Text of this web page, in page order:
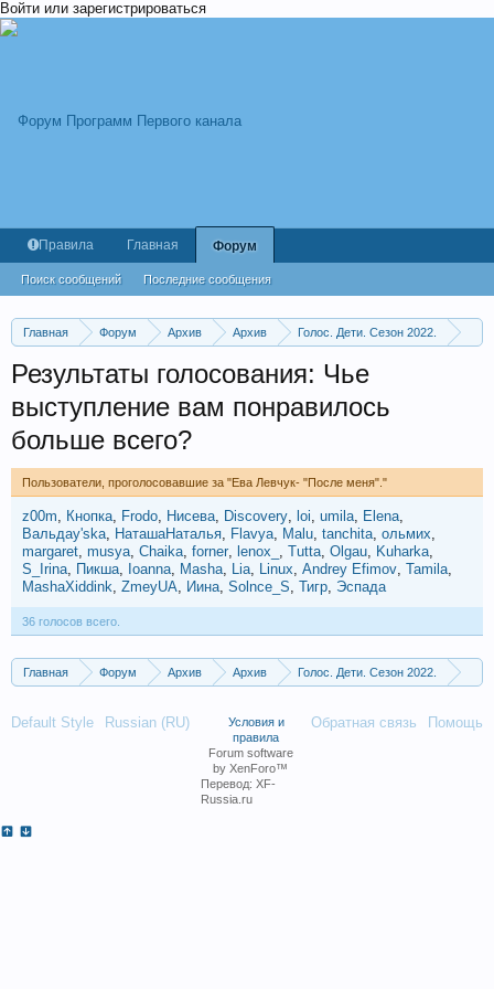
Войти или зарегистрироваться
Главная Форум Архив Архив
Голос. Дети. Сезон 2022.
Результаты голосования: Чье
выступление вам понравилось
больше всего?
Пользователи, проголосовавшие за "Ева Левчук- "После меня"."
z00m Кнопка Frodo Нисева Discovery loi umila
Elena
Вальдау'ska
НаташаНаталья Flavya Malu tanchita ольмих
margaret musya Chaika forner lenox_ Tutta Olgau
Kuharka
S_Irina
Пикша Ioanna Masha Lia Linux Andrey Efimov Tamila
MashaXiddink ZmeyUA Иина Solnce_S Тигр Эспада
36 голосов всего.
Главная Форум Архив Архив
Голос. Дети. Сезон 2022.
Правила Главная Форум
Поиск сообщений Последние сообщения
Default Style Russian (RU) Обратная связь Помощь
Условия и
правила
Forum software
by XenForo™
Перевод: XF-
Russia.ru